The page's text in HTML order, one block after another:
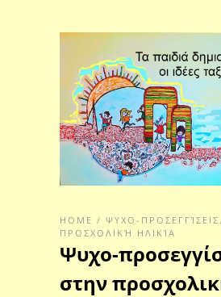
HOME / ΨΥΧΟ-
ΠΡΟΣΧΟΛΙΚΉ ΗΛΙΚΊΑ
Ψυχο-
στην